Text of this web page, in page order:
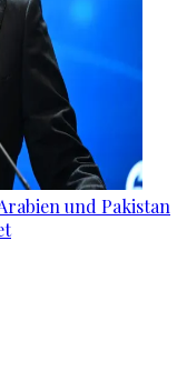
und Pakistan